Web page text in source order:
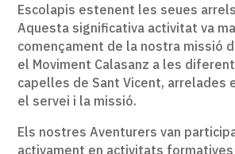
Escolapis estenent les seues
Aquesta significativa activitat va
començament de la nostra missió
el Moviment Calasanz a les
capelles de Sant Vicent, arrelades
el servei i la missió.
Els nostres Aventurers van
activament en activitats formatives